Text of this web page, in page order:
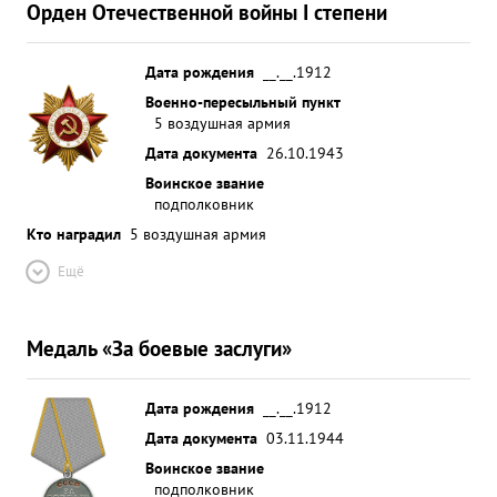
убит, летчик капитан ДИТЬЛЕВ получил тяжелое
ранение Раненный на горящем с-те перетянул
линию фронта и вместе со стрелком-радистом
оскватчика спасся на паращюте. ...»
Орден Отечественной войны I степени
Дата рождения
__.__.1912
Военно-пересыльный пункт
5 воздушная армия
Дата документа 26.10.1943
Воинское звание
подполковник
Кто наградил 5 воздушная армия
Ещё
Медаль «За боевые заслуги»
Дата рождения
__.__.1912
Дата документа 03.11.1944
Воинское звание
подполковник